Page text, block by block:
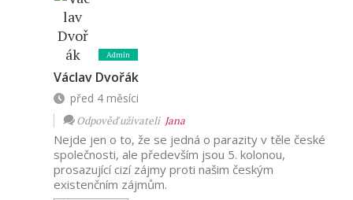
Admin
Václav Dvořák
před 4 měsíci
Odpověď uživateli Jana
Nejde jen o to, že se jedná o parazity v těle české
společnosti, ale především jsou 5. kolonou,
prosazující cizí zájmy proti našim českým
existenčním zájmům.